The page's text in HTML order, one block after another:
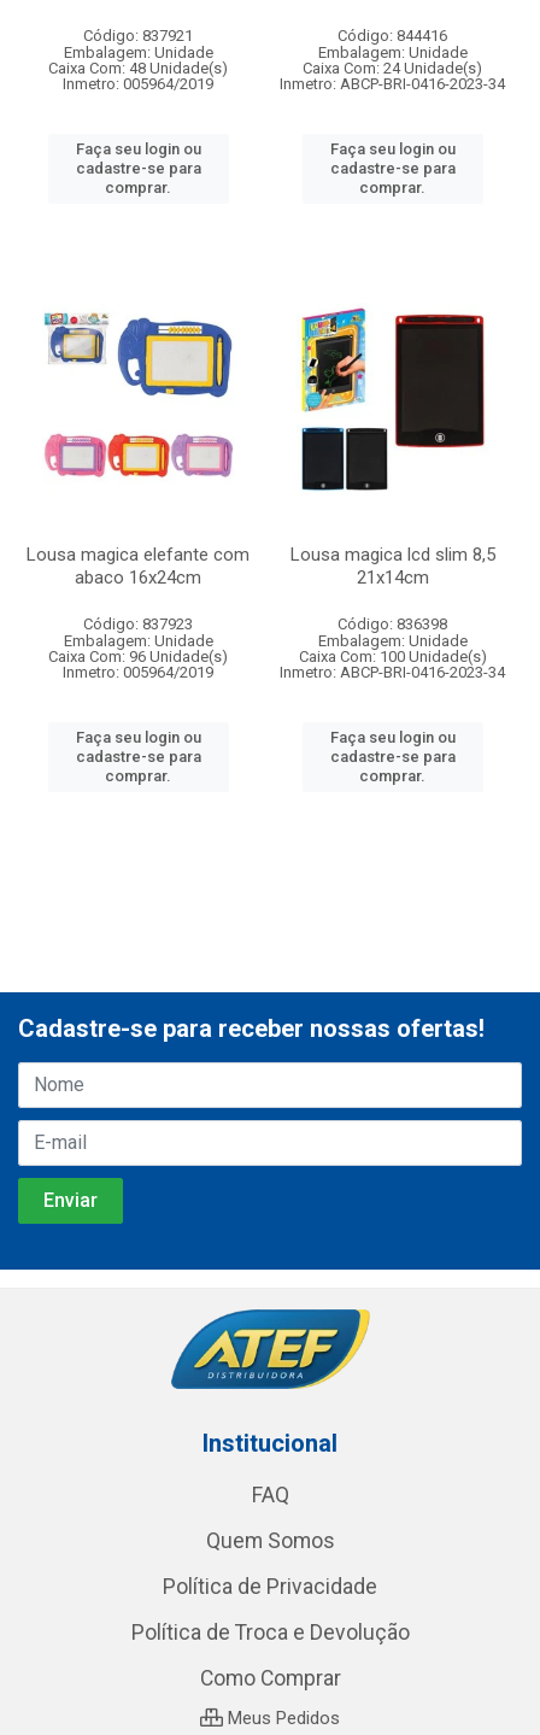
Código: 837921
Embalagem: Unidade
Caixa Com: 48 Unidade(s)
Inmetro: 005964/2019
Faça seu login ou
cadastre-se para
comprar.
Código: 844416
Embalagem: Unidade
Caixa Com: 24 Unidade(s)
Inmetro: ABCP-BRI-0416-2023-34
Faça seu login ou
cadastre-se para
comprar.
Lousa magica elefante com
abaco 16x24cm
Código: 837923
Embalagem: Unidade
Caixa Com: 96 Unidade(s)
Inmetro: 005964/2019
Faça seu login ou
cadastre-se para
comprar.
Lousa magica lcd slim 8,5
21x14cm
Código: 836398
Embalagem: Unidade
Caixa Com: 100 Unidade(s)
Inmetro: ABCP-BRI-0416-2023-34
Faça seu login ou
cadastre-se para
comprar.
Cadastre-se para receber nossas ofertas!
Institucional
FAQ
Quem Somos
Política de Privacidade
Política de Troca e Devolução
Como Comprar
Meus Pedidos